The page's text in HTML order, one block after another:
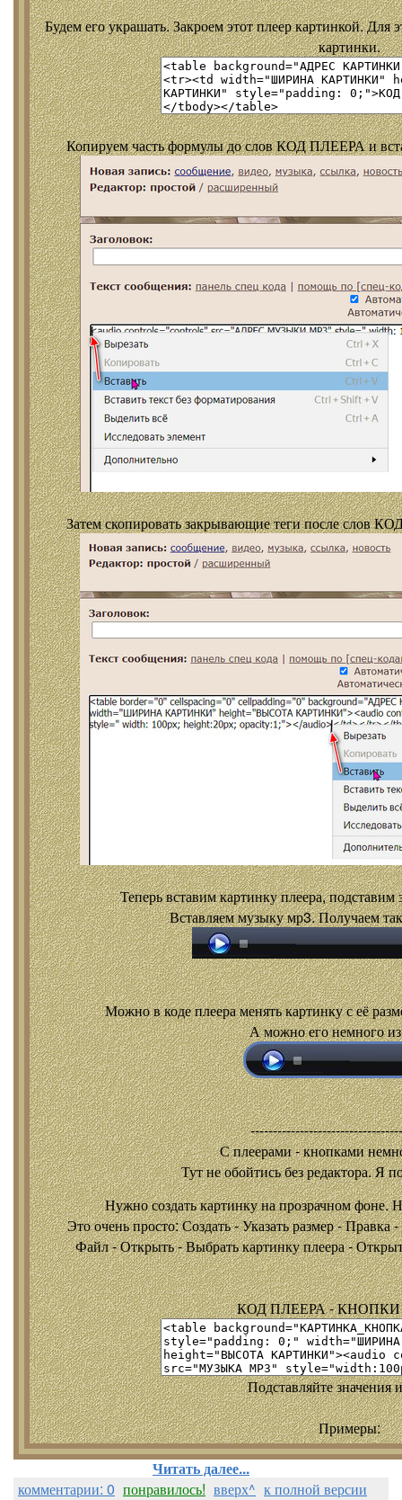
Будем его украшать. Закроем этот плеер картинкой. Для
картинки.
Копируем часть формулы до слов КОД ПЛЕЕРА и
Затем скопировать закрывающие теги после слов
Теперь вставим картинку плеера, подставим
Вставляем музыку мр3. Получаем
Можно в коде плеера менять картинку с её
А можно его немного
С плеерами - кнопками
Тут не обойтись без редактора. Я
Нужно создать картинку на прозрачном фоне.
Это очень просто: Создать - Указать размер -
Файл - Открыть - Выбрать картинку плеера -
КОД ПЛЕЕРА - КНОПКИ
Подставляйте значения
Примеры:
Читать далее...
комментарии: 0 понравилось! вверх^ к полной версии